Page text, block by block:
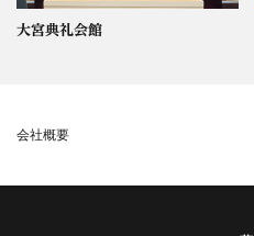
大宮典礼会館
会社概要